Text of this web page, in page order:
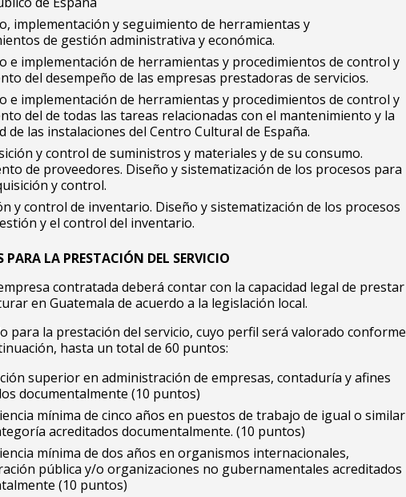
implementación y seguimiento de herramientas y
de gestión administrativa y económica.
e implementación de herramientas y procedimientos de control y
del desempeño de las empresas prestadoras de servicios.
e implementación de herramientas y procedimientos de control y
del de todas las tareas relacionadas con el mantenimiento y la
de las instalaciones del Centro Cultural de España.
y control de suministros y materiales y de su consumo.
de proveedores. Diseño y sistematización de los procesos para
y control.
y control de inventario. Diseño y sistematización de los procesos
y el control del inventario.
PARA LA PRESTACIÓN DEL SERVICIO
contratada deberá contar con la capacidad legal de prestar
en Guatemala de acuerdo a la legislación local.
para la prestación del servicio, cuyo perfil será valorado conforme
hasta un total de 60 puntos:
superior en administración de empresas, contaduría y afines
documentalmente (10 puntos)
mínima de cinco años en puestos de trabajo de igual o similar
acreditados documentalmente. (10 puntos)
mínima de dos años en organismos internacionales,
pública y/o organizaciones no gubernamentales acreditados
(10 puntos)